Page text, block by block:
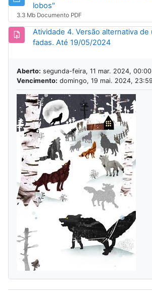
lobos"
3.3 Mb Documento PDF
Atividade 4. Versão alternativa
fadas. Até 19/05/2024Tarefa
Aberto: segunda-feira, 11 mar. 2024, 00:00
Vencimento: domingo, 19 mai. 2024, 23:59